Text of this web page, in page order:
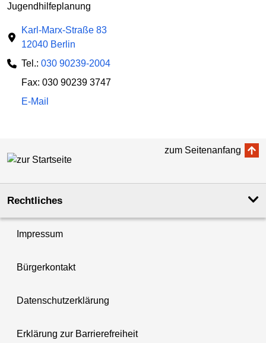
Jugendhilfeplanung
Karl-Marx-Straße 83
12040 Berlin
Tel.: 030 90239-2004
Fax: 030 90239 3747
E-Mail
zum Seitenanfang
Rechtliches
Impressum
Bürgerkontakt
Datenschutzerklärung
Erklärung zur Barrierefreiheit